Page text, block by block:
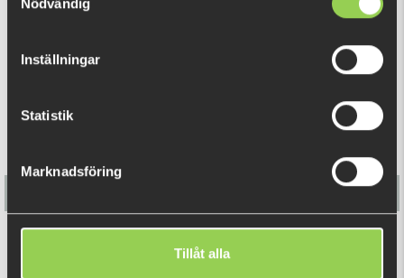
Inställningar
Statistik
Marknadsföring
Tillåt alla
Team Galant Abborrekit - Kallt Vatten